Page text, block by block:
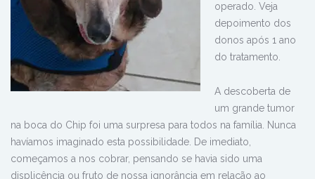
operado. Veja
depoimento dos
donos após 1 ano
do tratamento.
A descoberta de
um grande tumor
na boca do Chip foi uma surpresa para todos na família. Nunca
havíamos imaginado esta possibilidade. De imediato,
começamos a nos cobrar, pensando se havia sido uma
displicência ou fruto de nossa ignorância em relação ao